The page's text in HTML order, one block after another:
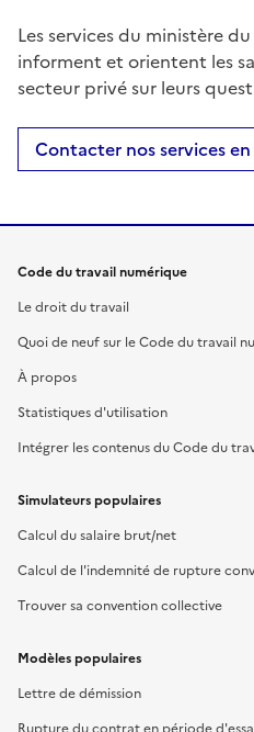
Les services du ministère
informent et orientent les
secteur privé sur leurs
Contacter nos services
Code du travail numérique
Le droit du travail
Quoi de neuf sur le Code du travail
À propos
Statistiques d'utilisation
Intégrer les contenus du Code du
Simulateurs populaires
Calcul du salaire brut/net
Calcul de l'indemnité de rupture
Trouver sa convention collective
Modèles populaires
Lettre de démission